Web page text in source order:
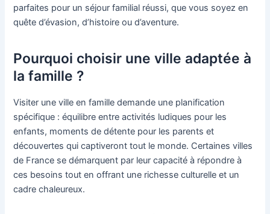
parfaites pour un séjour familial réussi, que vous soyez en
quête d’évasion, d’histoire ou d’aventure.
Pourquoi choisir une ville adaptée à
la famille ?
Visiter une ville en famille demande une planification
spécifique : équilibre entre activités ludiques pour les
enfants, moments de détente pour les parents et
découvertes qui captiveront tout le monde. Certaines villes
de France se démarquent par leur capacité à répondre à
ces besoins tout en offrant une richesse culturelle et un
cadre chaleureux.